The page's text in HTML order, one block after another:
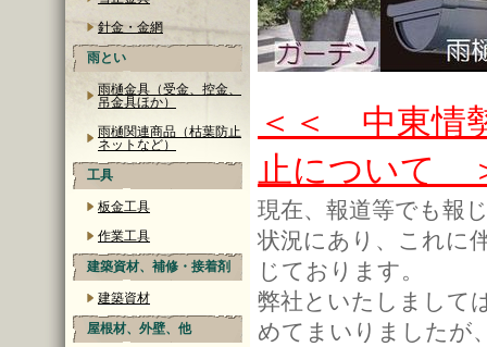
針金・金網
雨とい
雨樋金具（受金、控金、
吊金具ほか）
雨樋関連商品（枯葉防止
ネットなど）
工具
板金工具
作業工具
建築資材、補修・接着剤
建築資材
屋根材、外壁、他
＜＜ 中東情
止について
現在、報道等でも報
状況にあり、これに
じております。
弊社といたしまして
めてまいりましたが